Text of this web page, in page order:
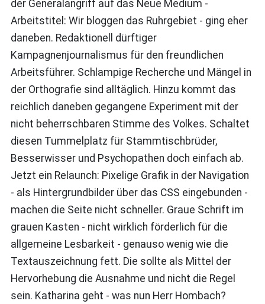
der Generalangriff auf das Neue Medium -
Arbeitstitel: Wir bloggen das Ruhrgebiet - ging eher
daneben. Redaktionell dürftiger
Kampagnenjournalismus für den freundlichen
Arbeitsführer. Schlampige Recherche und Mängel in
der Orthografie sind alltäglich. Hinzu kommt das
reichlich daneben gegangene Experiment mit der
nicht beherrschbaren Stimme des Volkes. Schaltet
diesen Tummelplatz für Stammtischbrüder,
Besserwisser und Psychopathen doch einfach ab.
Jetzt ein Relaunch: Pixelige Grafik in der Navigation
- als Hintergrundbilder über das CSS eingebunden -
machen die Seite nicht schneller. Graue Schrift im
grauen Kasten - nicht wirklich förderlich für die
allgemeine Lesbarkeit - genauso wenig wie die
Textauszeichnung fett. Die sollte als Mittel der
Hervorhebung die Ausnahme und nicht die Regel
sein. Katharina geht - was nun Herr Hombach?